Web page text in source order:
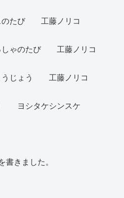
のたび 工藤ノリコ
しゃのたび 工藤ノリコ
うじょう 工藤ノリコ
ヨシタケシンスケ
きました。